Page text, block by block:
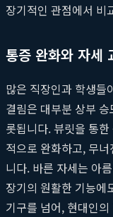
장기적인 관점에서 비
통증 완화와 자세
많은 직장인과 학생들
결림은 대부분 상부
롯됩니다. 뷰릿을 통
적으로 완화하고, 무
니다. 바른 자세는 아
장기의 원활한 기능에
기구를 넘어, 현대인